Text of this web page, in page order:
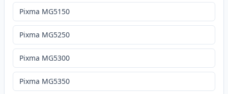
Pixma MG5150
Pixma MG5250
Pixma MG5300
Pixma MG5350